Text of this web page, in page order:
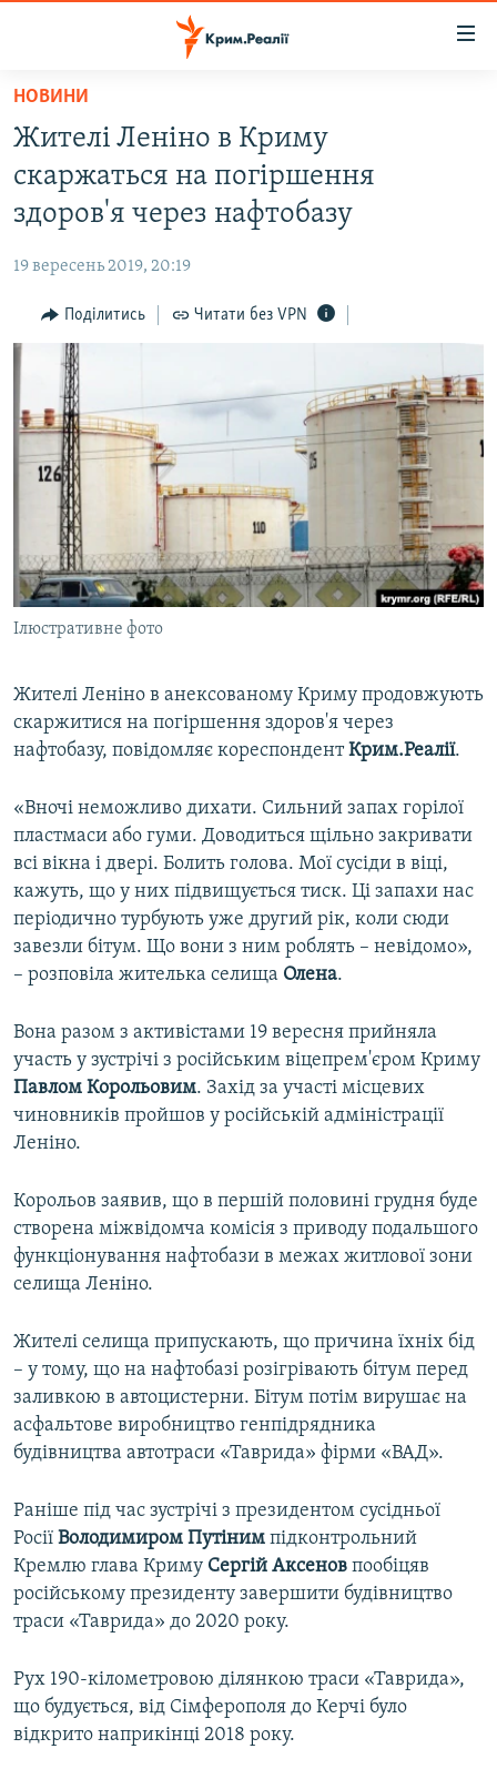
Перейти
основного
матеріалу
Перейти
до
основної
навігації
Перейти
до
пошуку
ВІДЕО ТА ФОТО
БЛОГИ
ПОГЛЯД
ІНТЕРВ'Ю
ВСЕ ЗА ДЕНЬ
СПЕЦПРОЕКТИ
ДЕПОРТАЦІЯ
ВІДЕОУРОКИ «ELIFBE»
СВІДЧЕННЯ ОКУПАЦІЇ
УКРАЇНСЬКА ПРОБЛЕМА КРИМУ
ІНФОГРАФІКА
ЯК ОБІЙТИ БЛОКУВАННЯ
Русский
Qırımtatar
ДОЛУЧАЙСЯ!
Усі сайти RFE/RL
НОВИНИ
Жителі Леніно в Криму
скаржаться на погіршення
здоров'я через нафтобазу
19 вересень 2019, 20:19
Поділитись Читати без VPN
Ілюстративне фото
Жителі Леніно в анексованому Криму продовжують
скаржитися на погіршення здоров'я через
нафтобазу, повідомляє кореспондентКрим.Реалії.
«Вночі неможливо дихати. Сильний запах горілої
пластмаси або гуми. Доводиться щільно закривати
всі вікна і двері. Болить голова. Мої сусіди в віці,
кажуть, що у них підвищується тиск. Ці запахи нас
періодично турбують уже другий рік, коли сюди
завезли бітум. Що вони з ним роблять – невідомо»,
– розповіла жителька селища Олена.
Вона разом з активістами 19 вересня прийняла
участь у зустрічі з російським віцепрем'єром Криму
Павлом Корольовим. Захід за участі місцевих
чиновників пройшов у російській адміністрації
Леніно.
Корольов заявив, що в першій половині грудня буде
створена міжвідомча комісія з приводу подальшого
функціонування нафтобази в межах житлової зони
селища Леніно.
Жителі селища припускають, що причина їхніх бід
– у тому, що на нафтобазі розігрівають бітум перед
заливкою в автоцистерни. Бітум потім вирушає на
асфальтове виробництво генпідрядника
будівництва автотраси «Таврида» фірми «ВАД».
Раніше під час зустрічі з президентом сусідньої
Росії Володимиром Путіним підконтрольний
Кремлю глава Криму Сергій Аксенов пообіцяв
російському президенту завершити будівництво
траси «Таврида» до 2020 року.
Рух 190-кілометровою ділянкою траси «Таврида»,
що будується, від Сімферополя до Керчі було
відкрито наприкінці 2018 року.